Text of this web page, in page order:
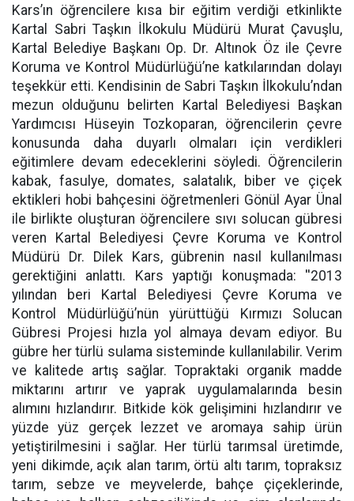
Kars’ın öğrencilere kısa bir eğitim verdiği etkinlikte
Kartal Sabri Taşkın İlkokulu Müdürü Murat Çavuşlu,
Kartal Belediye Başkanı Op. Dr. Altınok Öz ile Çevre
Koruma ve Kontrol Müdürlüğü’ne katkılarından dolayı
teşekkür etti. Kendisinin de Sabri Taşkın İlkokulu’ndan
mezun olduğunu belirten Kartal Belediyesi Başkan
Yardımcısı Hüseyin Tozkoparan, öğrencilerin çevre
konusunda daha duyarlı olmaları için verdikleri
eğitimlere devam edeceklerini söyledi. Öğrencilerin
kabak, fasulye, domates, salatalık, biber ve çiçek
ektikleri hobi bahçesini öğretmenleri Gönül Ayar Ünal
ile birlikte oluşturan öğrencilere sıvı solucan gübresi
veren Kartal Belediyesi Çevre Koruma ve Kontrol
Müdürü Dr. Dilek Kars, gübrenin nasıl kullanılması
gerektiğini anlattı. Kars yaptığı konuşmada: ''2013
yılından beri Kartal Belediyesi Çevre Koruma ve
Kontrol Müdürlüğü’nün yürüttüğü Kırmızı Solucan
Gübresi Projesi hızla yol almaya devam ediyor. Bu
gübre her türlü sulama sisteminde kullanılabilir. Verim
ve kalitede artış sağlar. Topraktaki organik madde
miktarını artırır ve yaprak uygulamalarında besin
alımını hızlandırır. Bitkide kök gelişimini hızlandırır ve
yüzde yüz gerçek lezzet ve aromaya sahip ürün
yetiştirilmesini i sağlar. Her türlü tarımsal üretimde,
yeni dikimde, açık alan tarım, örtü altı tarım, topraksız
tarım, sebze ve meyvelerde, bahçe çiçeklerinde,